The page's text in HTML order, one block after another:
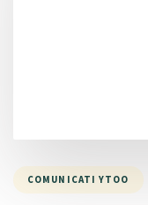
COMUNICATI YTOO